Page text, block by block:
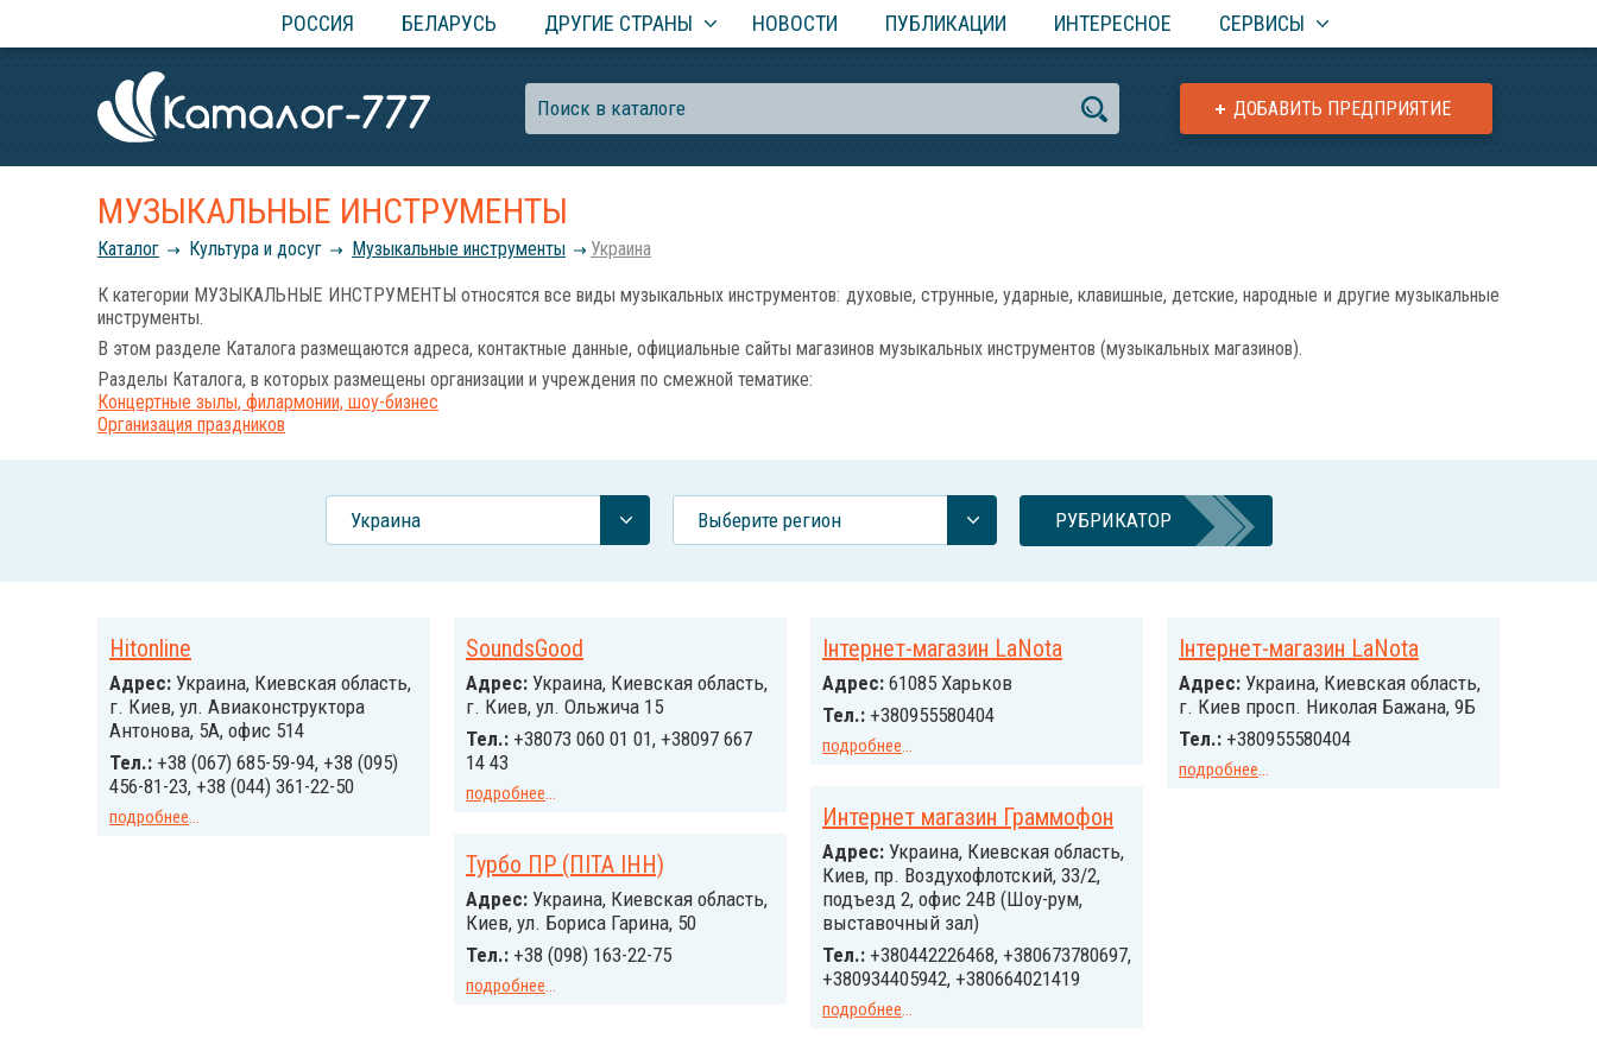
РОССИЯ БЕЛАРУСЬ ДРУГИЕ СТРАНЫ НОВОСТИ ПУБЛИКАЦИИ ИНТЕРЕСНОЕ СЕРВИСЫ
ДОБАВИТЬ ПРЕДПРИЯТИЕ
МУЗЫКАЛЬНЫЕ ИНСТРУМЕНТЫ
Каталог Культура и досуг Музыкальные инструменты Украина
К категории МУЗЫКАЛЬНЫЕ ИНСТРУМЕНТЫ относятся все виды музыкальных инструментов: духовые, струнные, ударные, клавишные, детские, народные и другие музыкальные
инструменты.
В этом разделе Каталога размещаются адреса, контактные данные, официальные сайты магазинов музыкальных инструментов (музыкальных магазинов).
Разделы Каталога, в которых размещены организации и учреждения по смежной тематике:
Концертные зылы, филармонии, шоу-бизнес
Организация праздников
Украина Выберите регион РУБРИКАТОР
Hitonline
Адрес: Украина, Киевская область,
г. Киев, ул. Авиаконструктора
Антонова, 5А, офис 514
Тел.: +38 (067) 685-59-94, +38 (095)
456-81-23, +38 (044) 361-22-50
подробнее...
SoundsGood
Адрес: Украина, Киевская область,
г. Киев, ул. Ольжича 15
Тел.: +38073 060 01 01, +38097 667
14 43
подробнее...
Інтернет-магазин LaNota
Адрес: 61085 Харьков
Тел.: +380955580404
подробнее...
Інтернет-магазин LaNota
Адрес: Украина, Киевская область,
г. Киев просп. Николая Бажана, 9Б
Тел.: +380955580404
подробнее...
Интернет магазин Граммофон
Адрес: Украина, Киевская область,
Киев, пр. Воздухофлотский, 33/2,
подъезд 2, офис 24В (Шоу-рум,
выставочный зал)
Тел.: +380442226468, +380673780697,
+380934405942, +380664021419
подробнее...
Турбо ПР (ПІТА ІНН)
Адрес: Украина, Киевская область,
Киев, ул. Бориса Гарина, 50
Тел.: +38 (098) 163-22-75
подробнее...